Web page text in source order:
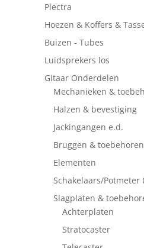
Plectra
Hoezen & Koffers &
Buizen - Tubes
Luidsprekers los
Gitaar Onderdelen
Mechanieken &
Halzen & bevestiging
Jackingangen e.d.
Bruggen & toebehoren
Elementen
Schakelaars/Potmeter
Slagplaten &
Achterplaten
Stratocaster